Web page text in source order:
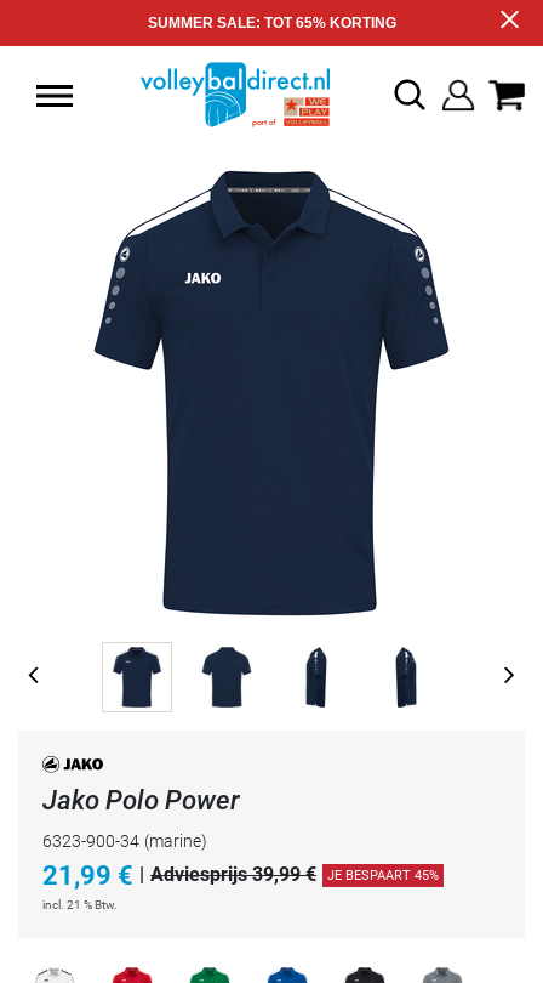
SUMMER SALE: TOT 65% KORTING
Jako Polo Power
6323-900-34 (marine)
21,99 € Adviesprijs 39,99 € JE BESPAART 45%
incl. 21 % Btw.